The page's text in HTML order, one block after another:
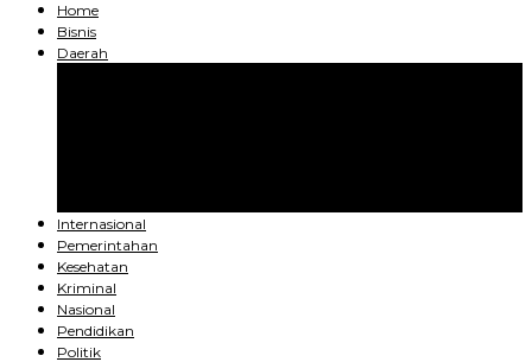
Home
Bisnis
Daerah
Internasional
Pemerintahan
Kesehatan
Kriminal
Nasional
Pendidikan
Politik